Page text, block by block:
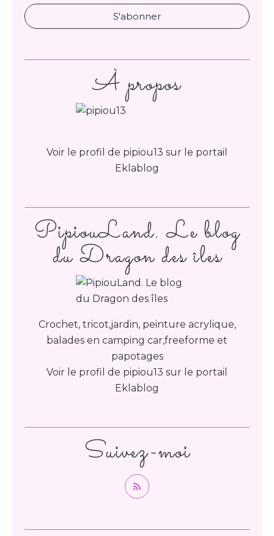
PipiouLand. Le blog
du Dragon des îles
Crochet, tricot,jardin, peinture acrylique,
balades en camping car,freeforme et
papotages
Voir le profil de pipiou13 sur le portail
Eklablog
Suivez-moi
À propos
Voir le profil de pipiou13 sur le portail
Eklablog